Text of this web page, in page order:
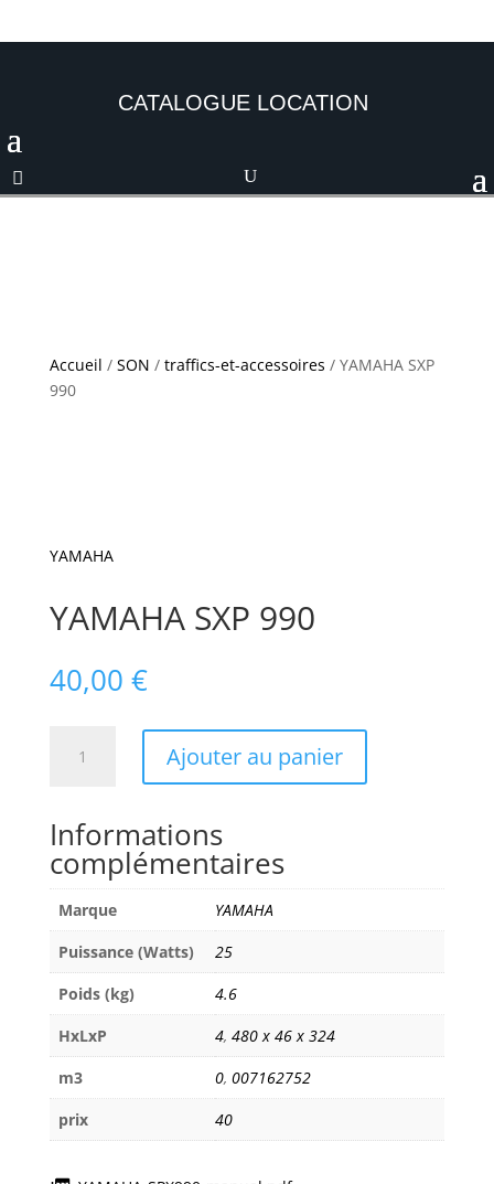
CATALOGUE LOCATION
Accueil / SON / traffics-et-accessoires / YAMAHA SXP
990
YAMAHA
YAMAHA SXP 990
40,00 €
990
Ajouter au panier
Informations
complémentaires
Marque
YAMAHA
Puissance (Watts)
25
Poids (kg)
4.6
HxLxP
4, 480 x 46 x 324
m3
0, 007162752
prix
40